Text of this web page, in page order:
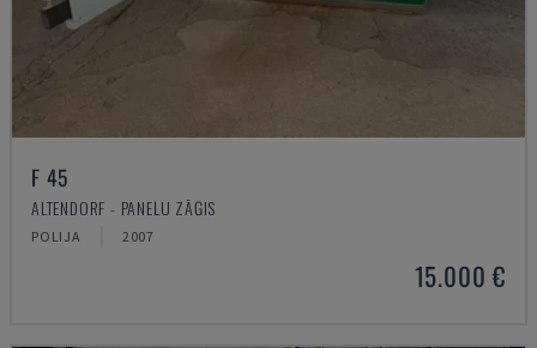
F 45
ALTENDORF - PANEĻU ZĀĢIS
POLIJA 2007
15.000 €